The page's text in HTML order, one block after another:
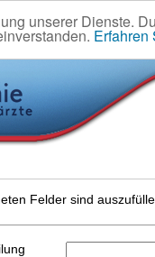
unserer Dienste.
Erfahren
Felder sind